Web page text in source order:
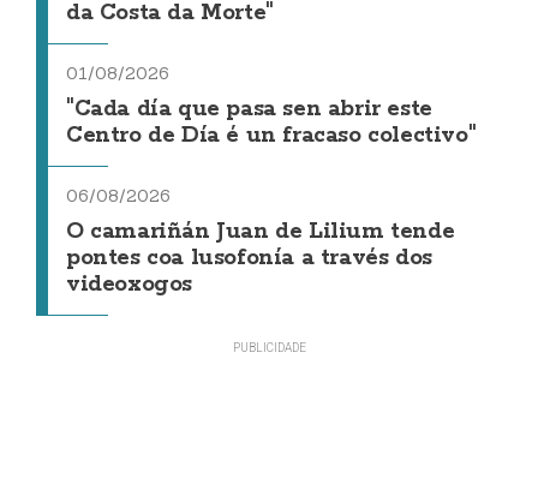
da Costa da Morte"
01/08/2026
"Cada día que pasa sen abrir este
Centro de Día é un fracaso colectivo"
06/08/2026
O camariñán Juan de Lilium tende
pontes coa lusofonía a través dos
videoxogos